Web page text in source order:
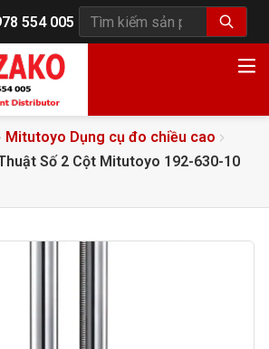
554 005
Tìm kiếm sản phẩm
Mitutoyo Dụng cụ đo chiều cao
Số 2 Cột Mitutoyo 192-630-10